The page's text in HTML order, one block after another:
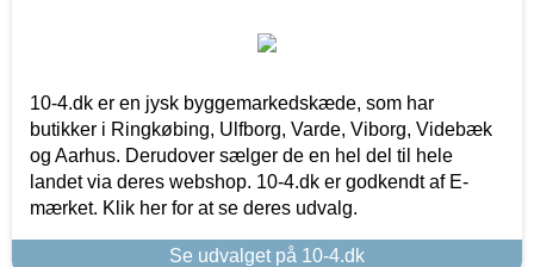
10-4.dk er en jysk byggemarkedskæde, som har
butikker i Ringkøbing, Ulfborg, Varde, Viborg, Videbæk
og Aarhus. Derudover sælger de en hel del til hele
landet via deres webshop. 10-4.dk er godkendt af E-
mærket. Klik her for at se deres udvalg.
Se udvalget på 10-4.dk